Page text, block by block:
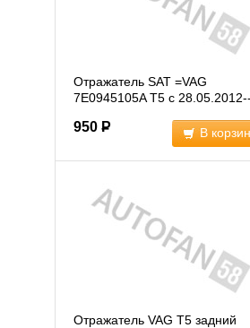
Отражатель SAT =VAG
7E0945105A T5 с
950 Р В
Отражатель VAG T5 задний